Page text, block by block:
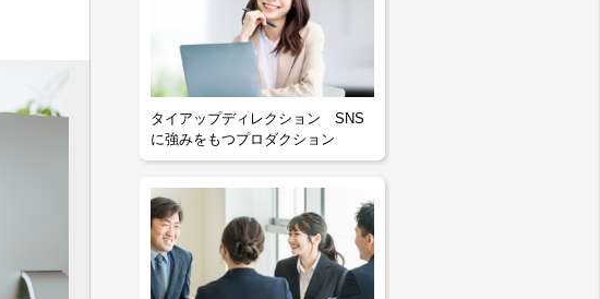
タイアップディレクション SNS
に強みをもつプロダクション